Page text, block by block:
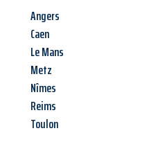
Angers
Caen
Le Mans
Metz
Nîmes
Reims
Toulon